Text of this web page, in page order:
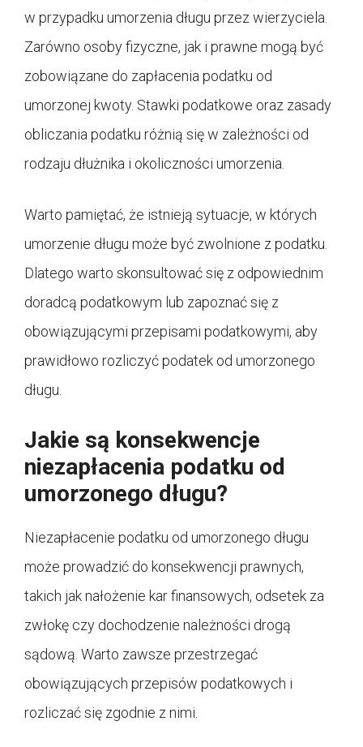
w przypadku umorzenia długu przez wierzyciela.
Zarówno osoby fizyczne, jak i prawne mogą być
zobowiązane do zapłacenia podatku od
umorzonej kwoty. Stawki podatkowe oraz zasady
obliczania podatku różnią się w zależności od
rodzaju dłużnika i okoliczności umorzenia.
Warto pamiętać, że istnieją sytuacje, w których
umorzenie długu może być zwolnione z podatku.
Dlatego warto skonsultować się z odpowiednim
doradcą podatkowym lub zapoznać się z
obowiązującymi przepisami podatkowymi, aby
prawidłowo rozliczyć podatek od umorzonego
długu.
Jakie są konsekwencje
niezapłacenia podatku od
umorzonego długu?
Niezapłacenie podatku od umorzonego długu
może prowadzić do konsekwencji prawnych,
takich jak nałożenie kar finansowych, odsetek za
zwłokę czy dochodzenie należności drogą
sądową. Warto zawsze przestrzegać
obowiązujących przepisów podatkowych i
rozliczać się zgodnie z nimi.